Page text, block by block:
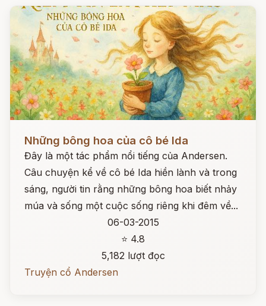
Những bông hoa của cô bé Ida
Đây là một tác phẩm nổi tiếng của Andersen.
Câu chuyện kể về cô bé Ida hiền lành và trong
sáng, người tin rằng những bông hoa biết nhảy
múa và sống một cuộc sống riêng khi đêm về...
06-03-2015
⭐ 4.8
5,182 lượt đọc
Truyện cổ Andersen